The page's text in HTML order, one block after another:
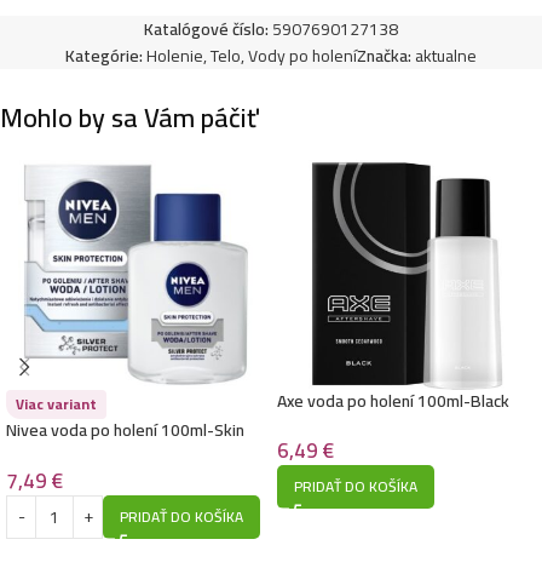
Jfenzi voda po holení 100ml-Perfect Joy
6,90€
Jfenzi voda po holení 100ml-Savoir Blue Devil
6,90€
Jfenzi voda po holení 100ml-Savoir The King
6,90€
Jfenzi voda po holení 100ml-Desso Gold Gentleman
Katalógové číslo:5907690127138
Kategórie:Holenie,Telo,Vody po holeníZnačka:aktualne
Mohlo by sa Vám páčiť
Viac variant
Nivea voda po holení 100ml-Skin
7,49€
PRIDAŤ DO KOŠÍKA
Axe voda po holení 100ml-Black
6,49€
PRIDAŤ DO KOŠÍKA